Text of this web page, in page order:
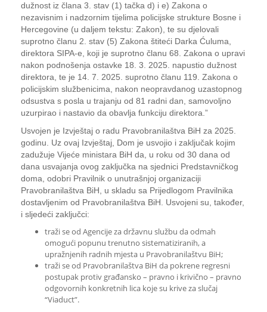
dužnost iz člana 3. stav (1) tačka d) i e) Zakona o
nezavisnim i nadzornim tijelima policijske strukture Bosne i
Hercegovine (u daljem tekstu: Zakon), te su djelovali
suprotno članu 2. stav (5) Zakona štiteći Darka Ćuluma,
direktora SIPA-e, koji je suprotno članu 68. Zakona o upravi
nakon podnošenja ostavke 18. 3. 2025. napustio dužnost
direktora, te je 14. 7. 2025. suprotno članu 119. Zakona o
policijskim službenicima, nakon neopravdanog uzastopnog
odsustva s posla u trajanju od 81 radni dan, samovoljno
uzurpirao i nastavio da obavlja funkciju direktora.”
Usvojen je Izvještaj o radu Pravobranilaštva BiH za 2025.
godinu. Uz ovaj Izvještaj, Dom je usvojio i zaključak kojim
zadužuje Vijeće ministara BiH da, u roku od 30 dana od
dana usvajanja ovog zaključka na sjednici Predstavničkog
doma, odobri Pravilnik o unutrašnjoj organizaciji
Pravobranilaštva BiH, u skladu sa Prijedlogom Pravilnika
dostavljenim od Pravobranilaštva BiH. Usvojeni su, također,
i sljedeći zaključci:
traži se od Agencije za državnu službu da odmah
omogući popunu trenutno sistematiziranih, a
upražnjenih radnih mjesta u Pravobranilaštvu BiH;
traži se od Pravobranilaštva BiH da pokrene regresni
postupak protiv građansko – pravno i krivično – pravno
odgovornih konkretnih lica koje su krive za slučaj
“Viaduct”.